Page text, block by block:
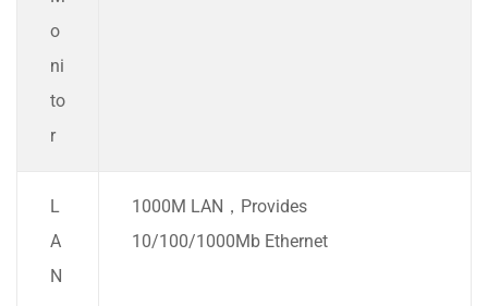
o
ni
to
r
L
A
N
1000M LAN，Provides
10/100/1000Mb Ethernet